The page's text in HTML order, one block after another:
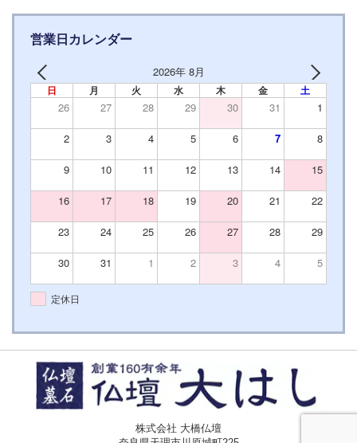
営業日カレンダー
2026年 8月
日 月 火 水 木 金 土
26 27 28 29 30 31 1
2 3 4 5 6 7 8
9 10 11 12 13 14 15
16 17 18 19 20 21 22
23 24 25 26 27 28 29
30 31 1 2 3 4 5
定休日
株式会社 大橋仏壇